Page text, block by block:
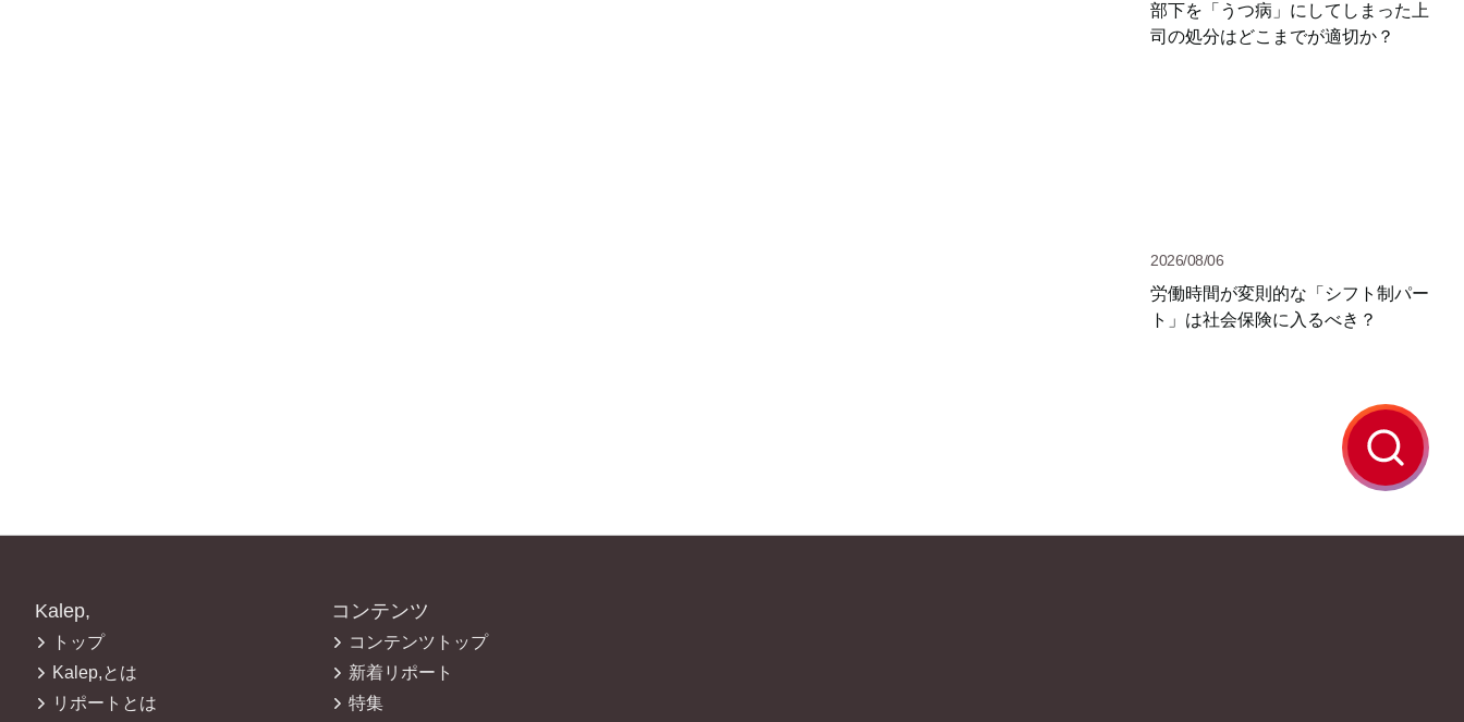
部下を「うつ病」にしてしまった上
司の処分はどこまでが適切か？
2026/08/06
労働時間が変則的な「シフト制パー
ト」は社会保険に入るべき？
Kalep,
トップ
Kalep,とは
リポートとは
コンテンツ
コンテンツトップ
新着リポート
特集